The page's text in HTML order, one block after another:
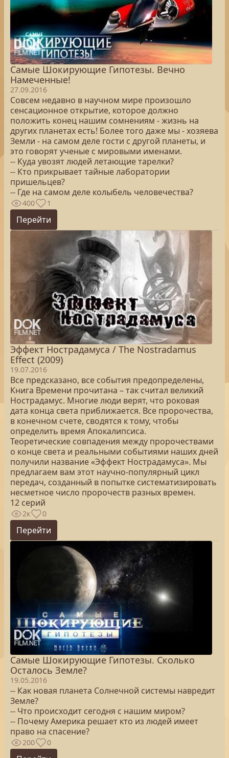
Самые Шокирующие Гипотезы. Вечно
Намеченные!
27.09.2016
Совсем недавно в научном мире произошло
сенсационное открытие, которое должно
положить конец нашим сомнениям - жизнь на
других планетах есть! Более того даже мы - хозяева
Земли - на самом деле гости с другой планеты, и
это говорят ученые с мировыми именами.
-- Куда увозят людей летающие тарелки?
-- Кто прикрывает тайные лаборатории
пришельцев?
-- Где на самом деле колыбель человечества?
400 1
Перейти
Эффект Нострадамуса / The Nostradamus
Effect (2009)
19.07.2016
Все предсказано, все события предопределены,
Книга Времени прочитана – так считал великий
Нострадамус. Многие люди верят, что роковая
дата конца света приближается. Все пророчества,
в конечном счете, сводятся к тому, чтобы
определить время Апокалипсиса.
Теоретические совпадения между пророчествами
о конце света и реальными событиями наших дней
получили название «Эффект Нострадамуса». Мы
предлагаем вам этот научно-популярный цикл
передач, созданный в попытке систематизировать
несметное число пророчеств разных времен.
12 серий
2к 0
Перейти
Самые Шокирующие Гипотезы. Сколько
Осталось Земле?
19.05.2016
-- Как новая планета Солнечной системы навредит
Земле?
-- Что происходит сегодня с нашим миром?
-- Почему Америка решает кто из людей имеет
право на спасение?
200 0